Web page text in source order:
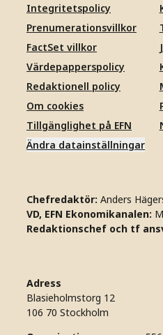
Integritetspolicy
Prenumerationsvillkor
FactSet villkor
Värdepapperspolicy
Redaktionell policy
Om cookies
Tillgänglighet på EFN
Ändra datainställningar
Chefredaktör: Anders
VD, EFN Ekonomikanalen:
Redaktionschef och tf
Adress
Blasieholmstorg 12
106 70 Stockholm